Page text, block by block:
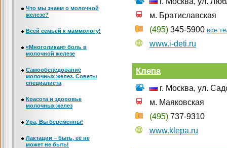
м. Братиславская
(495) 345-5900 все
www.i-deti.ru
Клепа
г. Москва, ул.
м. Маяковская
(495) 737-9310
www.klepa.ru
Что мы знаем о молочной
железе?
Всей семьей к маммологу!
«Многоликая» боль в
молочной железе
Самообследование
молочных желез. Советы
специалиста
Красота и здоровье
молочных желез
Ура, Вы беременны!
Лактации – быть, её не
может не быть!